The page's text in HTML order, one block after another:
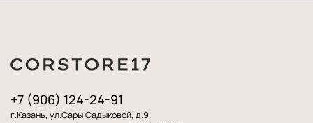
+7 (906) 124-24-91
г.Казань, ул.Сары Садыковой, д.9